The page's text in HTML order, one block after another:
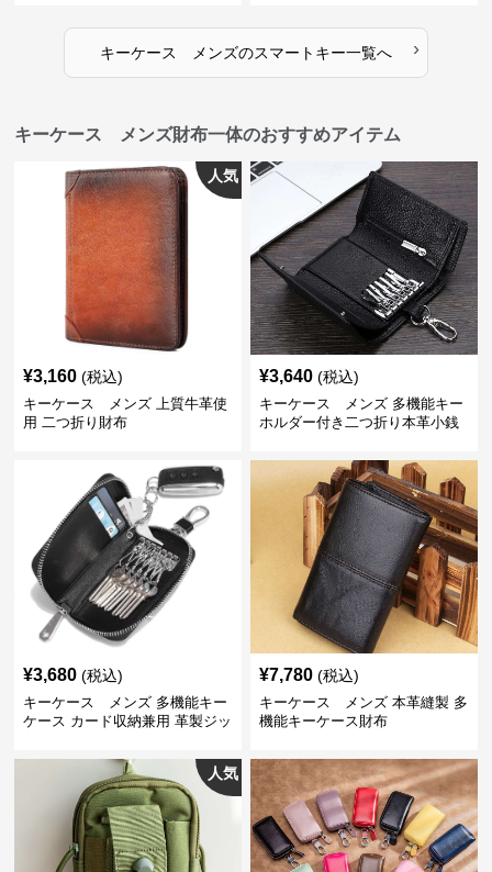
キーケース メンズのスマートキー一覧へ ›
キーケース メンズ財布一体のおすすめアイテム
人気
¥3,160 (税込)
キーケース メンズ 上質牛革使
用 二つ折り財布
¥3,640 (税込)
キーケース メンズ 多機能キー
ホルダー付き二つ折り本革小銭
¥3,680 (税込)
キーケース メンズ 多機能キー
ケース カード収納兼用 革製ジッ
¥7,780 (税込)
キーケース メンズ 本革縫製 多
機能キーケース財布
人気